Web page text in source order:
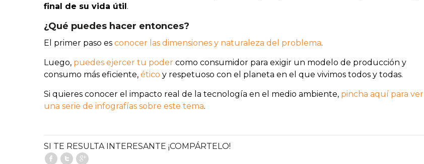
final de su vida útil.
¿Qué puedes hacer entonces?
El primer paso es conocer las dimensiones y naturaleza del problema.
Luego, puedes ejercer tu poder como consumidor para exigir un modelo de producción y
consumo más eficiente, ético y respetuoso con el planeta en el que vivimos todos y todas.
Si quieres conocer el impacto real de la tecnología en el medio ambiente, pincha aquí para ver
una serie de infografías sobre este tema.
SI TE RESULTA INTERESANTE ¡COMPÁRTELO!
Facebook
Twitter